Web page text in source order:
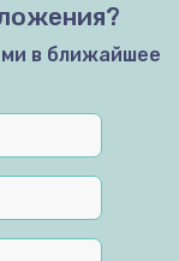
в ближайшее